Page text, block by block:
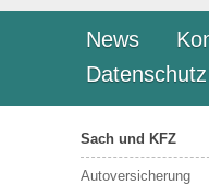
News
Datenschutz
Sach und KFZ
Autoversicherung